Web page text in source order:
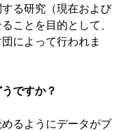
る研究（現在および
ことを目的として、
によって行われま
ですか？
るようにデータがブ